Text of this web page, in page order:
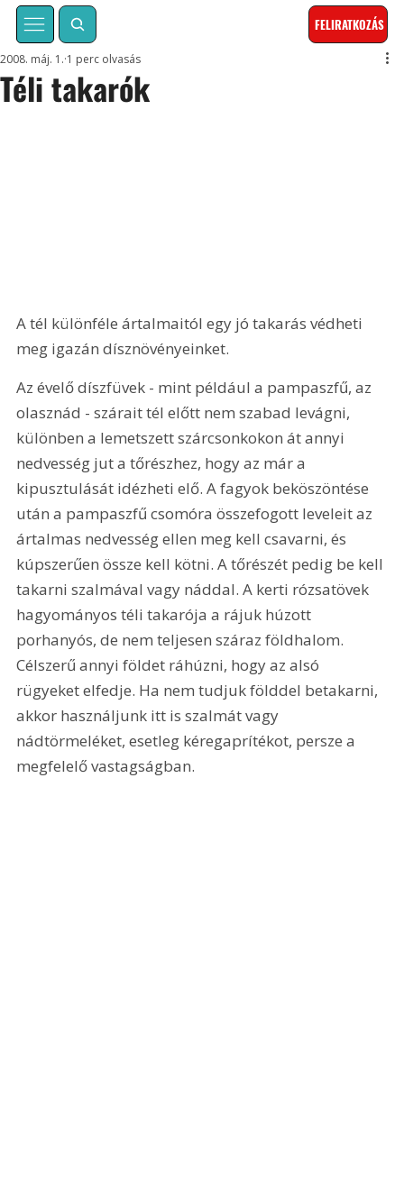
FELIRATKOZÁS
Téli takarók
2008. máj. 1. 1 perc olvasás
A tél különféle ártalmaitól egy jó takarás védheti
meg igazán dísznövényeinket.
Az évelő díszfüvek - mint például a pampaszfű, az
olasznád - szárait tél előtt nem szabad levágni,
különben a lemetszett szárcsonkokon át annyi
nedvesség jut a tőrészhez, hogy az már a
kipusztulását idézheti elő. A fagyok beköszöntése
után a pampaszfű csomóra összefogott leveleit az
ártalmas nedvesség ellen meg kell csavarni, és
kúpszerűen össze kell kötni. A tőrészét pedig be kell
takarni szalmával vagy náddal. A kerti rózsatövek
hagyományos téli takarója a rájuk húzott
porhanyós, de nem teljesen száraz földhalom.
Célszerű annyi földet ráhúzni, hogy az alsó
rügyeket elfedje. Ha nem tudjuk földdel betakarni,
akkor használjunk itt is szalmát vagy
nádtörmeléket, esetleg kéregaprítékot, persze a
megfelelő vastagságban.